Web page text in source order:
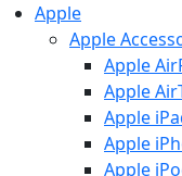
Apple
Apple
Apple
Apple
Apple
Apple
Apple